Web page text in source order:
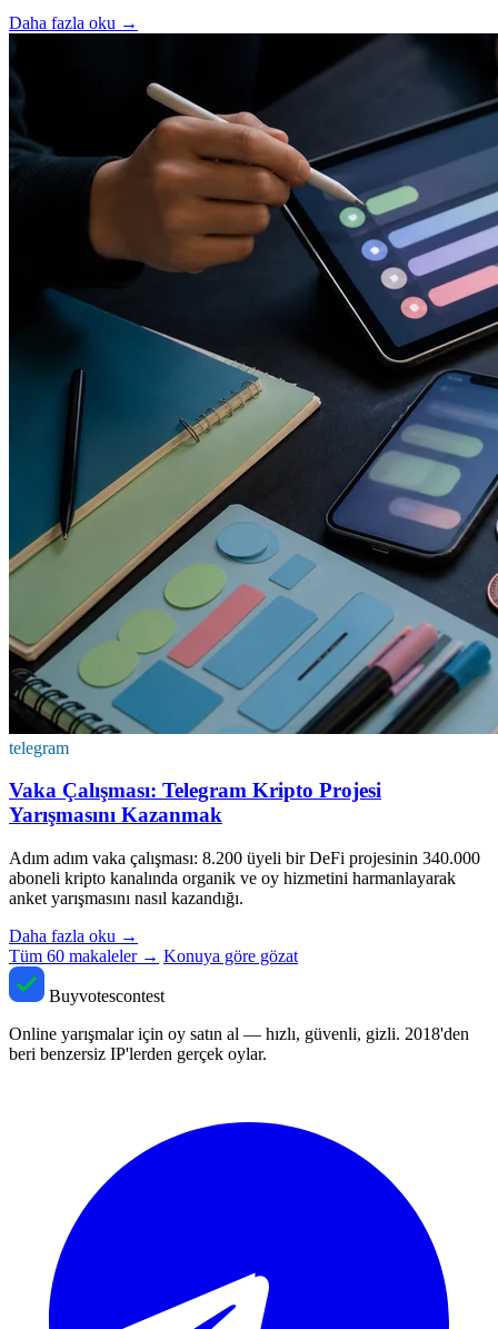
Daha fazla oku →
telegram
Vaka Çalışması: Telegram Kripto Projesi
Yarışmasını Kazanmak
Adım adım vaka çalışması: 8.200 üyeli bir DeFi projesinin 340.000
aboneli kripto kanalında organik ve oy hizmetini harmanlayarak
anket yarışmasını nasıl kazandığı.
Daha fazla oku →
Tüm 60 makaleler → Konuya göre gözat
Buyvotescontest
Online yarışmalar için oy satın al — hızlı, güvenli, gizli. 2018'den
beri benzersiz IP'lerden gerçek oylar.